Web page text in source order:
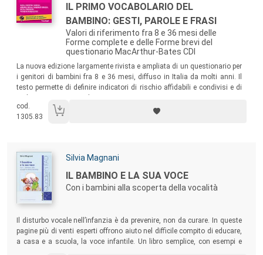
Titolo:
IL PRIMO VOCABOLARIO DEL
BAMBINO: GESTI, PAROLE E FRASI
Valori di riferimento fra 8 e 36 mesi delle
Forme complete e delle Forme brevi del
questionario MacArthur-Bates CDI
La nuova edizione largamente rivista e ampliata di un questionario per
i genitori di bambini fra 8 e 36 mesi, diffuso in Italia da molti anni. Il
testo permette di definire indicatori di rischio affidabili e condivisi e di
cod.
1305.83
Autori:
Silvia Magnani
Titolo:
IL BAMBINO E LA SUA VOCE
Con i bambini alla scoperta della vocalità
Il disturbo vocale nell’infanzia è da prevenire, non da curare. In queste
pagine più di venti esperti offrono aiuto nel difficile compito di educare,
a casa e a scuola, la voce infantile. Un libro semplice, con esempi e